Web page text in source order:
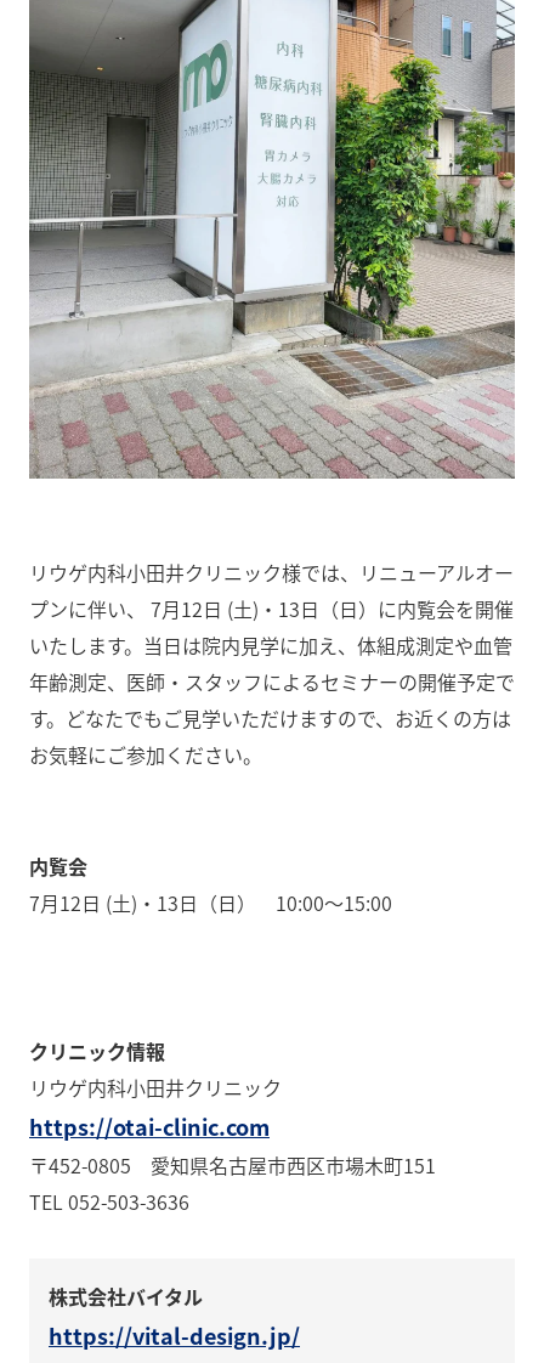
リウゲ内科小田井クリニック様では、リニューアルオー
プンに伴い、 7月12日 (土)・13日（日）に内覧会を開催
いたします。当日は院内見学に加え、体組成測定や血管
年齢測定、医師・スタッフによるセミナーの開催予定で
す。どなたでもご見学いただけますので、お近くの方は
お気軽にご参加ください。
内覧会
7月12日 (土)・13日（日） 10:00～15:00
クリニック情報
リウゲ内科小田井クリニック
https://otai-clinic.com
〒452-0805 愛知県名古屋市西区市場木町151
TEL 052-503-3636
株式会社バイタル
https://vital-design.jp/